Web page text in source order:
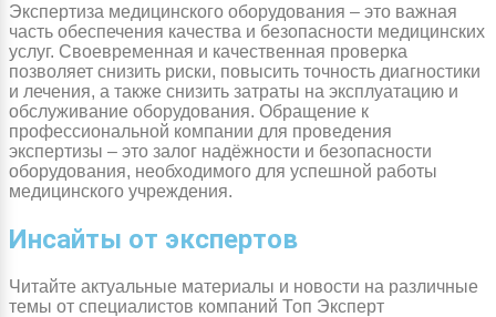
Экспертиза медицинского оборудования – это важная
часть обеспечения качества и безопасности медицинских
услуг. Своевременная и качественная проверка
позволяет снизить риски, повысить точность диагностики
и лечения, а также снизить затраты на эксплуатацию и
обслуживание оборудования. Обращение к
профессиональной компании для проведения
экспертизы – это залог надёжности и безопасности
оборудования, необходимого для успешной работы
медицинского учреждения.
Инсайты от экспертов
Читайте актуальные материалы и новости на различные
темы от специалистов компаний Топ Эксперт